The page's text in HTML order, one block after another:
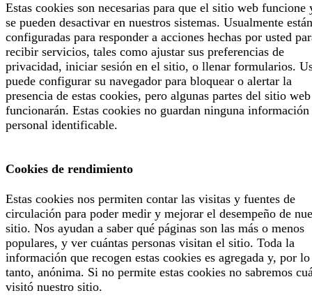
Estas cookies son necesarias para que el sitio web funcione
se pueden desactivar en nuestros sistemas. Usualmente están
configuradas para responder a acciones hechas por usted
recibir servicios, tales como ajustar sus preferencias de
privacidad, iniciar sesión en el sitio, o llenar formularios.
puede configurar su navegador para bloquear o alertar la
presencia de estas cookies, pero algunas partes del sitio
funcionarán. Estas cookies no guardan ninguna información
personal identificable.
Cookies de rendimiento
Estas cookies nos permiten contar las visitas y fuentes de
circulación para poder medir y mejorar el desempeño de
sitio. Nos ayudan a saber qué páginas son las más o menos
populares, y ver cuántas personas visitan el sitio. Toda la
información que recogen estas cookies es agregada y, por lo
tanto, anónima. Si no permite estas cookies no sabremos
visitó nuestro sitio.